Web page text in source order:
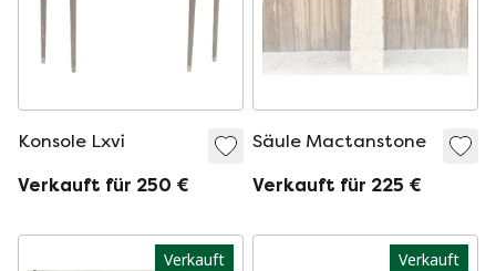
Konsole Lxvi
Verkauft für 250 €
Säule Mactanstone
Verkauft für 225 €
Verkauft Verkauft